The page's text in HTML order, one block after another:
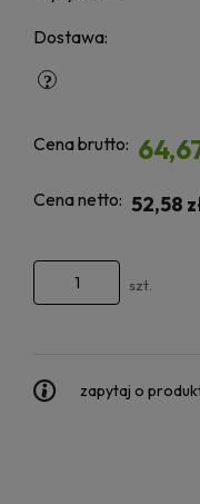
Dostawa:
Cena brutto:
Cena netto: 52,58
szt.
zapytaj o